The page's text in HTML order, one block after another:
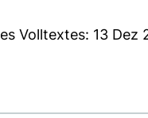
Volltextes: 13 Dez